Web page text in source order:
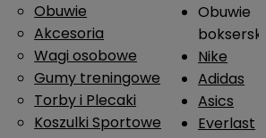
Obuwie
Akcesoria
Wagi osobowe
Gumy treningowe
Torby i Plecaki
Koszulki Sportowe
Obuwie
Nike
Adidas
Asics
Everlast